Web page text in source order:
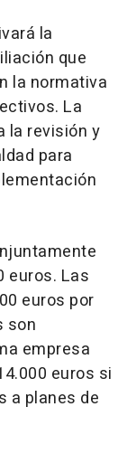
la
que
la normativa
La
la revisión y
para
euros. Las
euros por
son
empresa
euros si
a planes de